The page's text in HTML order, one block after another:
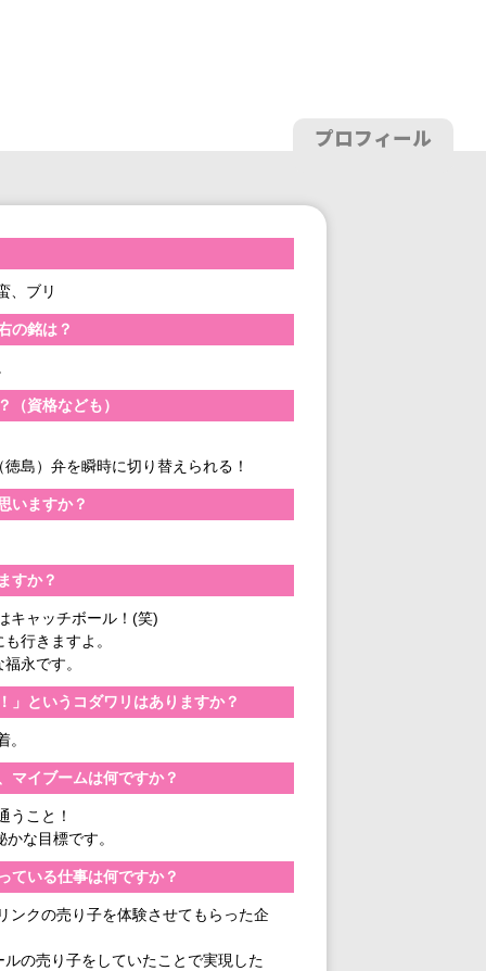
プロフィール
、ブリ
の銘は？
（資格なども）
島）弁を瞬時に切り替えられる！
いますか？
すか？
キャッチボール！(笑)
行きますよ。
永です。
」というコダワリはありますか？
。
マイブームは何ですか？
うこと！
な目標です。
ている仕事は何ですか？
ンクの売り子を体験させてもらった企
の売り子をしていたことで実現した